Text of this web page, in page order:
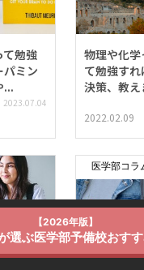
て勉強
パミン
...
2023.07.04
物理や化学
て勉強す
決策、教え
2022.02.09
医学部コラ
【2026年版】
選ぶ医学部予備校おす